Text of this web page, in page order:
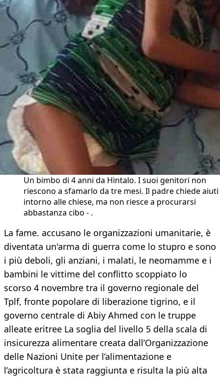
Un bimbo di 4 anni da Hintalo. I suoi genitori non
riescono a sfamarlo da tre mesi. Il padre chiede aiuti
intorno alle chiese, ma non riesce a procurarsi
abbastanza cibo - .
La fame. accusano le organizzazioni umanitarie, è
diventata un'arma di guerra come lo stupro e sono
i più deboli, gli anziani, i malati, le neomamme e i
bambini le vittime del conflitto scoppiato lo
scorso 4 novembre tra il governo regionale del
Tplf, fronte popolare di liberazione tigrino, e il
governo centrale di Abiy Ahmed con le truppe
alleate eritree La soglia del livello 5 della scala di
insicurezza alimentare creata dall’Organizzazione
delle Nazioni Unite per l’alimentazione e
l’agricoltura è stata raggiunta e risulta la più alta